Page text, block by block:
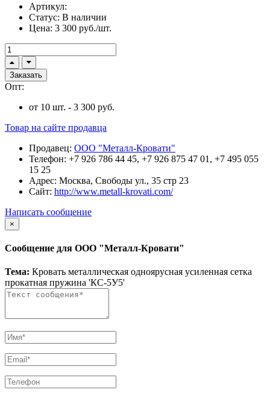
Артикул:
Статус: В наличии
Цена: 3 300 руб./шт.
Заказать
Опт:
от 10 шт. - 3 300 руб.
Товар на сайте продавца
Продавец: ООО "Металл-Кровати"
Телефон: +7 926 786 44 45, +7 926 875 47 01, +7 495 055
15 25
Адрес: Москва, Свободы ул., 35 стр 23
Сайт: http://www.metall-krovati.com/
Написать сообщение
×
Сообщение для ООО "Металл-Кровати"
Тема: Кровать металлическая одноярусная усиленная сетка
прокатная пружина 'КС-5У5'